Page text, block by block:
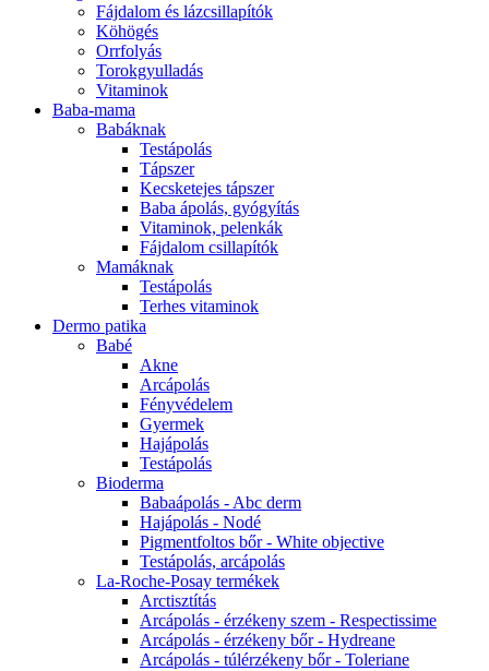
Fájdalom és lázcsillapítók
Köhögés
Orrfolyás
Torokgyulladás
Vitaminok
Baba-mama
Babáknak
Testápolás
Tápszer
Kecsketejes tápszer
Baba ápolás, gyógyítás
Vitaminok, pelenkák
Fájdalom csillapítók
Mamáknak
Testápolás
Terhes vitaminok
Dermo patika
Babé
Akne
Arcápolás
Fényvédelem
Gyermek
Hajápolás
Testápolás
Bioderma
Babaápolás - Abc derm
Hajápolás - Nodé
Pigmentfoltos bőr - White objective
Testápolás, arcápolás
La-Roche-Posay termékek
Arctisztítás
Arcápolás - érzékeny szem - Respectissime
Arcápolás - érzékeny bőr - Hydreane
Arcápolás - túlérzékeny bőr - Toleriane